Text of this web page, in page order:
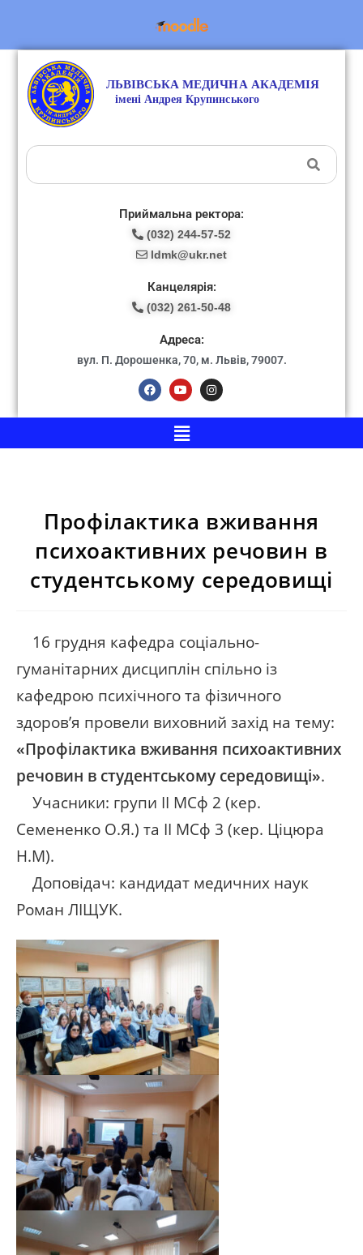
Приймальна ректора:
(032) 244-57-52
ldmk@ukr.net
Канцелярія:
(032) 261-50-48
Адреса:
вул. П. Дорошенка, 70, м. Львів, 79007.
Профілактика вживання
психоактивних речовин в
студентському середовищі
16 грудня кафедра соціально-
гуманітарних дисциплін спільно із
кафедрою психічного та фізичного
здоров’я провели виховний захід на тему:
«Профілактика вживання психоактивних
речовин в студентському середовищі».
Учасники: групи ІІ МСф 2 (кер.
Семененко О.Я.) та ІІ МСф 3 (кер. Ціцюра
Н.М).
Доповідач: кандидат медичних наук
Роман ЛІЩУК.